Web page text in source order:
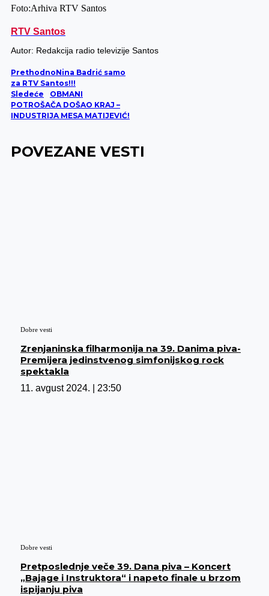
Foto:Arhiva RTV Santos
RTV Santos
Autor: Redakcija radio televizije Santos
PrethodnoNina Badrić samo
za RTV Santos!!!
Sledeće
OBMANI
POTROŠAČA DOŠAO KRAJ –
INDUSTRIJA MESA MATIJEVIĆ!
POVEZANE VESTI
Dobre vesti
Zrenjaninska filharmonija na 39. Danima piva-
Premijera jedinstvenog simfonijskog rock
spektakla
11. avgust 2024. 23:50
Dobre vesti
Pretposlednje veče 39. Dana piva – Koncert
„Bajage i Instruktora“ i napeto finale u brzom
ispijanju piva